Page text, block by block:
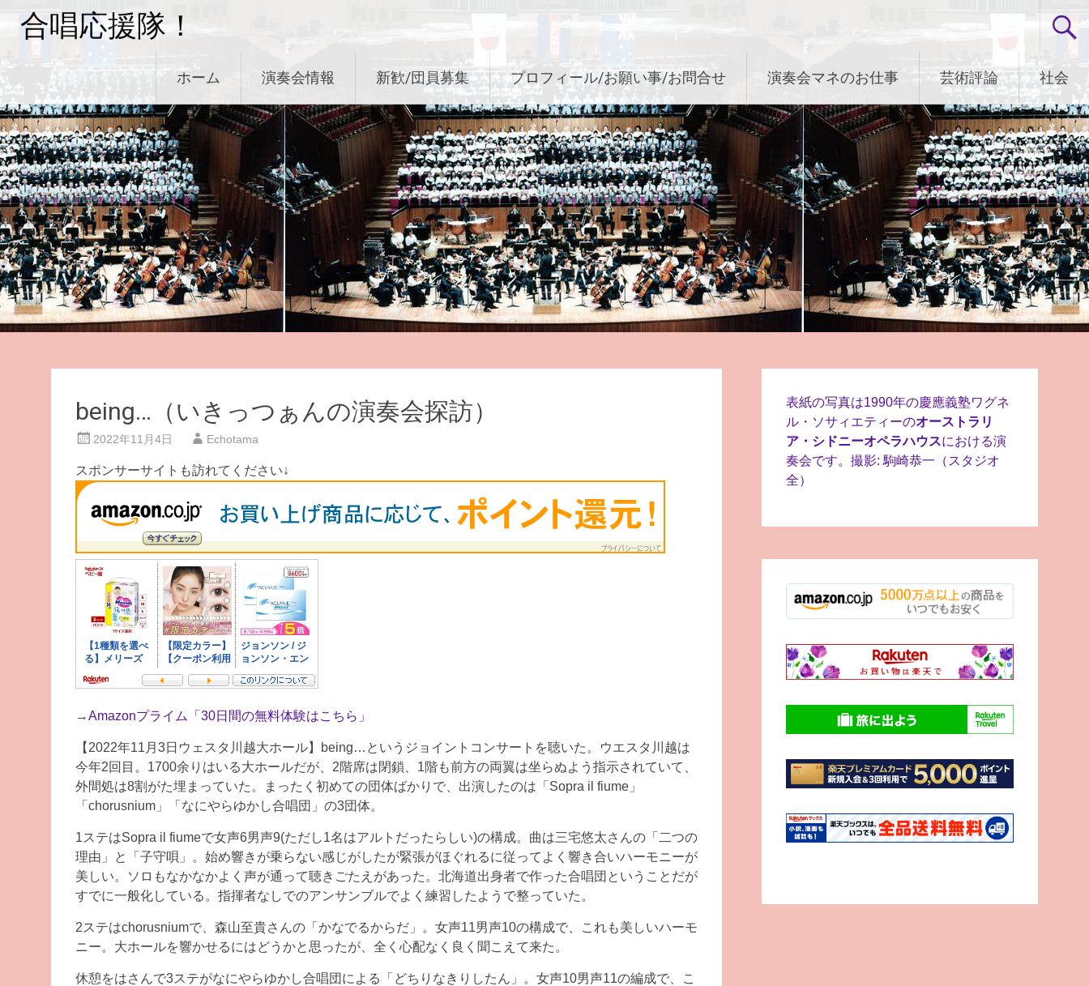
ン
ツ
へ
ス
キ
ッ
プ
合唱応援隊！
ホーム 演奏会情報 新歓/団員募集 プロフィール/お願い事/お問合せ 演奏会マネのお仕事 芸術評論 社会
being…（いきっつぁんの演奏会探訪）
2022年11月4日 Echotama
スポンサーサイトも訪れてください↓
→Amazonプライム「30日間の無料体験はこちら」
【2022年11月3日ウェスタ川越大ホール】being…というジョイントコンサートを聴いた。ウエスタ川越は
今年2回目。1700余りはいる大ホールだが、2階席は閉鎖、1階も前方の両翼は坐らぬよう指示されていて、
外間処は8割がた埋まっていた。まったく初めての団体ばかりで、出演したのは「Sopra il fiume」
「chorusnium」「なにやらゆかし合唱団」の3団体。
1ステはSopra il fiumeで女声6男声9(ただし1名はアルトだったらしい)の構成。曲は三宅悠太さんの「二つの
理由」と「子守唄」。始め響きが乗らない感じがしたが緊張がほぐれるに従ってよく響き合いハーモニーが
美しい。ソロもなかなかよく声が通って聴きごたえがあった。北海道出身者で作った合唱団ということだが
すでに一般化している。指揮者なしでのアンサンブルでよく練習したようで整っていた。
2ステはchorusniumで、森山至貴さんの「かなでるからだ」。女声11男声10の構成で、これも美しいハーモ
ニー。大ホールを響かせるにはどうかと思ったが、全く心配なく良く聞こえて来た。
休憩をはさんで3ステがなにやらゆかし合唱団による「どちりなきりしたん」。女声10男声11の編成で、こ
表紙の写真は1990年の慶應義塾ワグネ
ル・ソサィエティーのオーストラリ
ア・シドニーオペラハウスにおける演
奏会です。撮影: 駒崎恭一（スタジオ
全）